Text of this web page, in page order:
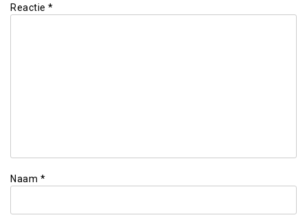
Reactie *
Naam *